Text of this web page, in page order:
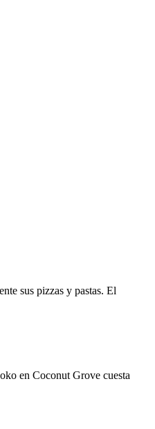
sus pizzas y pastas. El
en Coconut Grove cuesta